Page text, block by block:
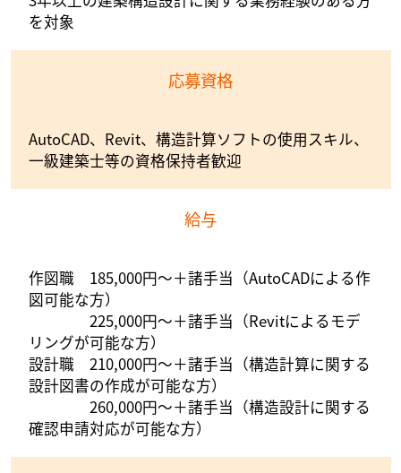
を対象
応募資格
AutoCAD、Revit、構造計算ソフトの使用スキル、
一級建築士等の資格保持者歓迎
給与
作図職 185,000円～＋諸手当（AutoCADによる作
図可能な方）
225,000円～＋諸手当（Revitによるモデ
リングが可能な方）
設計職 210,000円～＋諸手当（構造計算に関する
設計図書の作成が可能な方）
260,000円～＋諸手当（構造設計に関する
確認申請対応が可能な方）